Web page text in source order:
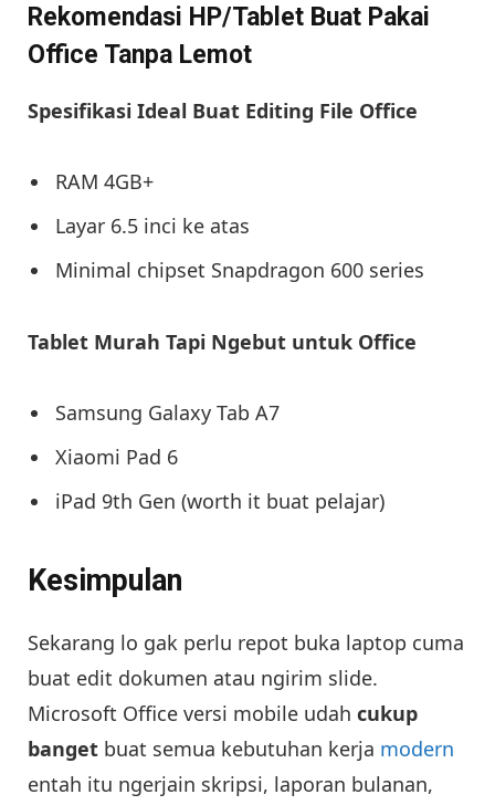
Rekomendasi HP/Tablet Buat Pakai
Office Tanpa Lemot
Spesifikasi Ideal Buat Editing File Office
RAM 4GB+
Layar 6.5 inci ke atas
Minimal chipset Snapdragon 600 series
Tablet Murah Tapi Ngebut untuk Office
Samsung Galaxy Tab A7
Xiaomi Pad 6
iPad 9th Gen (worth it buat pelajar)
Kesimpulan
Sekarang lo gak perlu repot buka laptop cuma
buat edit dokumen atau ngirim slide.
Microsoft Office versi mobile udah cukup
banget buat semua kebutuhan kerja modern
entah itu ngerjain skripsi, laporan bulanan,